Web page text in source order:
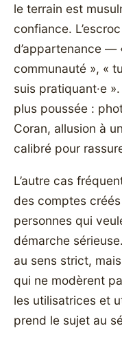
le terrain est
confiance.
d’appartenance —
communauté », «
suis pratiquant·e
plus poussée :
Coran, allusion à
calibré pour
L’autre cas
des comptes
personnes qui
démarche
au sens strict,
qui ne modèrent
les utilisatrices et
prend le sujet au